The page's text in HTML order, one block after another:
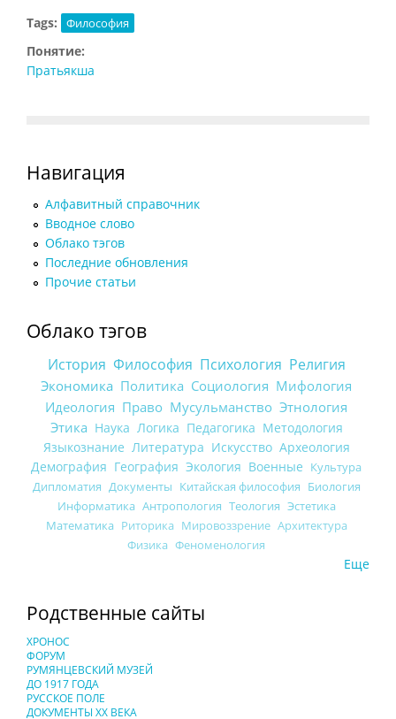
Tags: Философия
Понятие:
Пратьякша
Навигация
Алфавитный справочник
Вводное слово
Облако тэгов
Последние обновления
Прочие статьи
Облако тэгов
История Философия Психология Религия
Экономика Политика Социология Мифология
Идеология Право Мусульманство Этнология
Этика Наука Логика Педагогика Методология
Языкознание Литература Искусство Археология
Демография География Экология Военные Культура
Дипломатия Документы Китайская философия Биология
Информатика Антропология Теология Эстетика
Математика Риторика Мировоззрение Архитектура
Физика Феноменология
Еще
Родственные сайты
ХРОНОС
ФОРУМ
РУМЯНЦЕВСКИЙ МУЗЕЙ
ДО 1917 ГОДА
РУССКОЕ ПОЛЕ
ДОКУМЕНТЫ XX ВЕКА